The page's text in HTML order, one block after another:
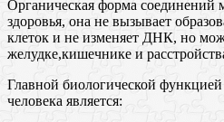
Органическая форма соединений
здоровья, она не вызывает
клеток и не изменяет ДНК, но
желудке,кишечнике и
Главной биологической
человека является: